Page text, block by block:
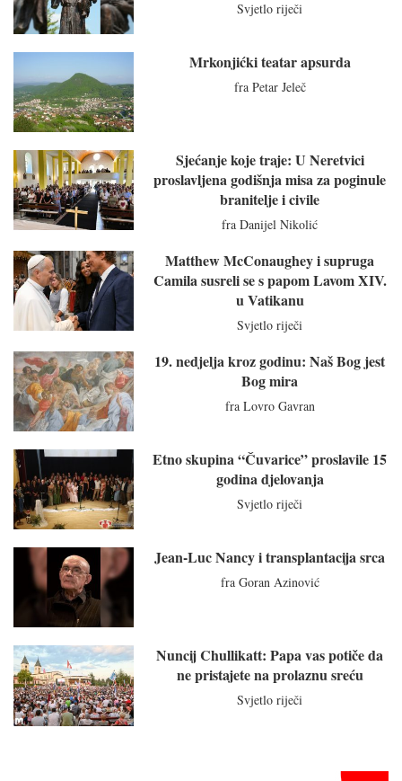
Svjetlo riječi
Mrkonjićki teatar apsurda
fra Petar Jeleč
Sjećanje koje traje: U Neretvici
proslavljena godišnja misa za poginule
branitelje i civile
fra Danijel Nikolić
Matthew McConaughey i supruga
Camila susreli se s papom Lavom XIV.
u Vatikanu
Svjetlo riječi
19. nedjelja kroz godinu: Naš Bog jest
Bog mira
fra Lovro Gavran
Etno skupina “Čuvarice” proslavile 15
godina djelovanja
Svjetlo riječi
Jean-Luc Nancy i transplantacija srca
fra Goran Azinović
Nuncij Chullikatt: Papa vas potiče da
ne pristajete na prolaznu sreću
Svjetlo riječi